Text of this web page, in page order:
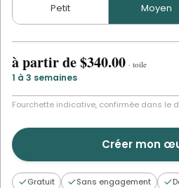
Petit Moyen
à partir de$340.00 · toile
1 à 3 semaines
Fourchette indicative, confirmée dans le
Créer mon
Gratuit Sans engagement